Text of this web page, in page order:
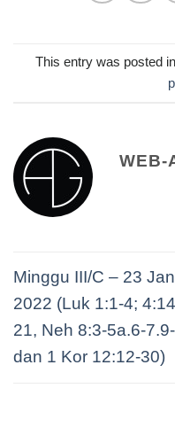
This entry was posted in
WEB-
Minggu III/C – 23 Jan
2022 (Luk 1:1-4;
21, Neh 8:3-5a.6-
dan 1 Kor 12:12-30)